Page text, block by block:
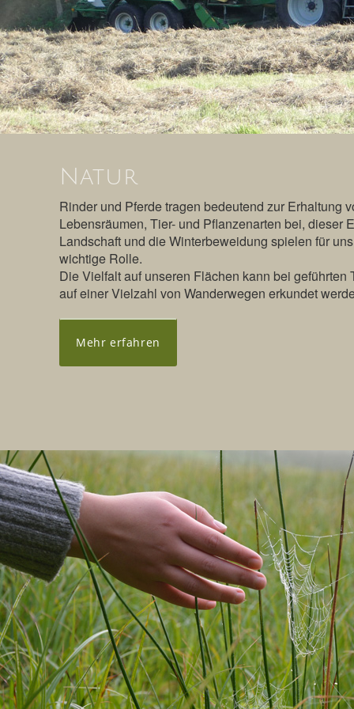
Natur
Rinder und Pferde tragen bedeutend zur Erhaltung
Lebensräumen, Tier- und Pflanzenarten bei, dieser
Landschaft und die Winterbeweidung spielen für
wichtige Rolle.
Die Vielfalt auf unseren Flächen kann bei geführten
auf einer Vielzahl von Wanderwegen erkundet
Mehr erfahren